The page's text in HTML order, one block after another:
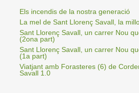
Els incendis de la nostra generació
La mel de Sant Llorenç Savall, la
Sant Llorenç Savall, un carrer Nou
(2ona part)
Sant Llorenç Savall, un carrer Nou
(1a part)
Viatjant amb Forasteres (6) de
Savall 1.0